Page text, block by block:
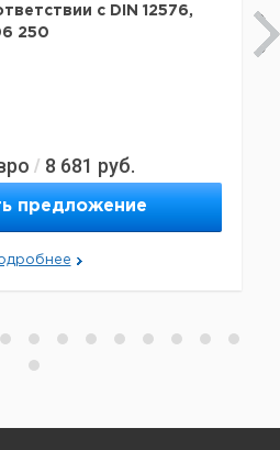
с DIN 12576,
250
/ 8 681 руб.
предложение